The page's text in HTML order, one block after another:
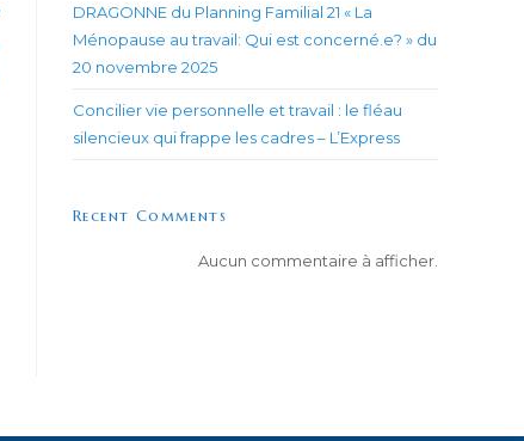
DRAGONNE du Planning Familial 21 « La
Ménopause au travail: Qui est concerné.e? » du
20 novembre 2025
Concilier vie personnelle et travail : le fléau
silencieux qui frappe les cadres – L’Express
Recent Comments
Aucun commentaire à afficher.